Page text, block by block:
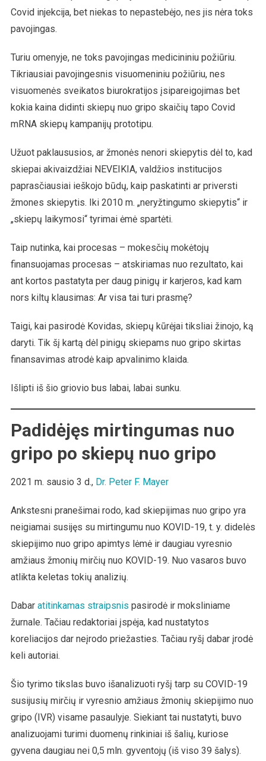
Covid injekcija, bet niekas to nepastebėjo, nes jis nėra toks
pavojingas.
Turiu omenyje, ne toks pavojingas medicininiu požiūriu.
Tikriausiai pavojingesnis visuomeniniu požiūriu, nes
visuomenės sveikatos biurokratijos įsipareigojimas bet
kokia kaina didinti skiepų nuo gripo skaičių tapo Covid
mRNA skiepų kampanijų prototipu.
Užuot paklaususios, ar žmonės nenori skiepytis dėl to, kad
skiepai akivaizdžiai NEVEIKIA, valdžios institucijos
paprasčiausiai ieškojo būdų, kaip paskatinti ar priversti
žmones skiepytis. Iki 2010 m. „neryžtingumo skiepytis“ ir
„skiepų laikymosi“ tyrimai ėmė spartėti.
Taip nutinka, kai procesas – mokesčių mokėtojų
finansuojamas procesas – atskiriamas nuo rezultato, kai
ant kortos pastatyta per daug pinigų ir karjeros, kad kam
nors kiltų klausimas: Ar visa tai turi prasmę?
Taigi, kai pasirodė Kovidas, skiepų kūrėjai tiksliai žinojo, ką
daryti. Tik šį kartą dėl pinigų skiepams nuo gripo skirtas
finansavimas atrodė kaip apvalinimo klaida.
Išlipti iš šio griovio bus labai, labai sunku.
Padidėjęs mirtingumas nuo
gripo po skiepų nuo gripo
2021 m. sausio 3 d., Dr. Peter F. Mayer
Ankstesni pranešimai rodo, kad skiepijimas nuo gripo yra
neigiamai susijęs su mirtingumu nuo KOVID-19, t. y. didelės
skiepijimo nuo gripo apimtys lėmė ir daugiau vyresnio
amžiaus žmonių mirčių nuo KOVID-19. Nuo vasaros buvo
atlikta keletas tokių analizių.
Dabar atitinkamas straipsnis pasirodė ir moksliniame
žurnale. Tačiau redaktoriai įspėja, kad nustatytos
koreliacijos dar neįrodo priežasties. Tačiau ryšį dabar įrodė
keli autoriai.
Šio tyrimo tikslas buvo išanalizuoti ryšį tarp su COVID-19
susijusių mirčių ir vyresnio amžiaus žmonių skiepijimo nuo
gripo (IVR) visame pasaulyje. Siekiant tai nustatyti, buvo
analizuojami turimi duomenų rinkiniai iš šalių, kuriose
gyvena daugiau nei 0,5 mln. gyventojų (iš viso 39 šalys).